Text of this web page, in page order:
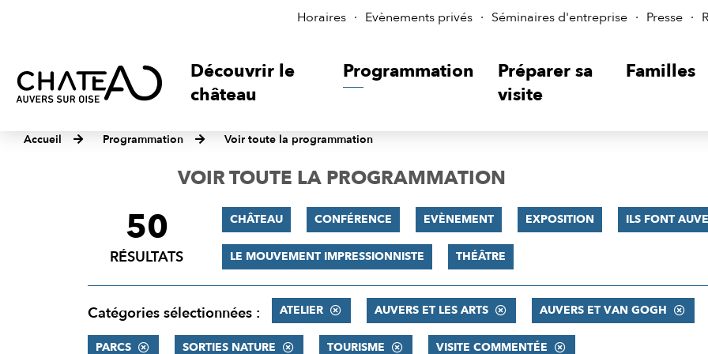
Horaires Evènements privés Séminaires d'entreprise Presse
Découvrir le
château
Programmation
Préparer sa
visite
Familles
Accueil Programmation Voir toute la programmation
VOIR TOUTE LA PROGRAMMATION
FILTRER
RÉSULTATS
50
RÉSULTATS
CHÂTEAU CONFÉRENCE EVÈNEMENT EXPOSITION ILS FONT
LE MOUVEMENT IMPRESSIONNISTE THÉÂTRE
Catégories sélectionnées : ATELIER AUVERS ET LES ARTS AUVERS ET VAN GOGH
PARCS SORTIES NATURE TOURISME VISITE COMMENTÉE